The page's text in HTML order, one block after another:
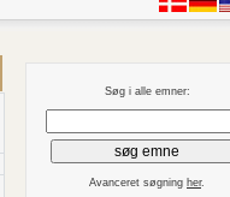
Søg i alle emner:
Avanceret søgning her.